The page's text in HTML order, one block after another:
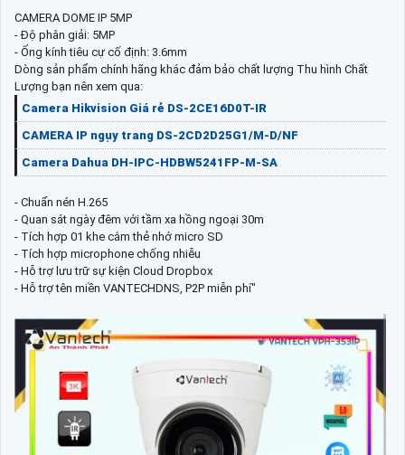
CAMERA DOME IP 5MP
- Độ phân giải: 5MP
- Ống kính tiêu cự cố định: 3.6mm
Dòng sản phẩm chính hãng khác đảm bảo chất lượng Thu hình Chất
Lượng bạn nên xem qua:
Camera Hikvision Giá rẻ DS-2CE16D0T-IR
CAMERA IP ngụy trang DS-2CD2D25G1/M-D/NF
Camera Dahua DH-IPC-HDBW5241FP-M-SA
- Chuẩn nén H.265
- Quan sát ngày đêm với tầm xa hồng ngoại 30m
- Tích hợp 01 khe cắm thẻ nhớ micro SD
- Tích hợp microphone chống nhiễu
- Hỗ trợ lưu trữ sự kiện Cloud Dropbox
- Hỗ trợ tên miền VANTECHDNS, P2P miễn phí"